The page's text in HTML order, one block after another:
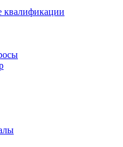
квалификации